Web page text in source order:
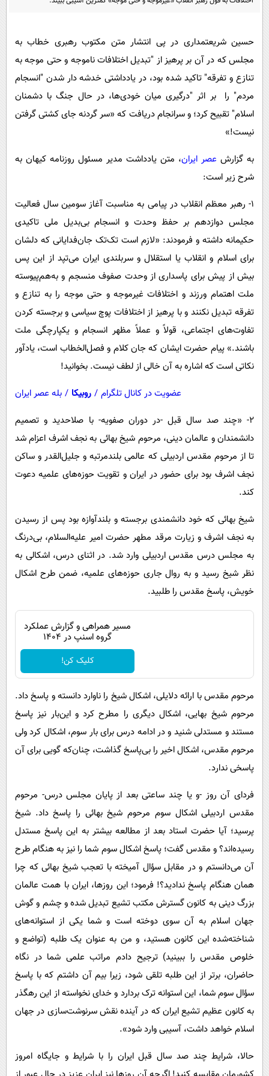
سرگرمی
گوناگون
حوادث
محیط زیست
سلامت
بین الملل
حیات وحش
سیاست خارجی
پیامک
آشپزی
حسین شریعتمداری در پی انتشار متن مکتوب رهبری خطاب به
مجلس که در آن بر پرهیز از "تبدیل اختلافات ناموجه و حتی موجه به
تنازع و تفرقه" تاکید شده بود، در یادداشتی خدشه دار شدن "انسجام
مردم" را بر اثر "درگیری میان خودی‌ها، در حال جنگ با دشمنان
اسلام" تقبیح کرد؛ و سرانجام دریافت که «سر گردنه جای کشتی گرفتن
نیست!»
به گزارش عصر ایران، متن یادداشت مدیر مسئول روزنامه کیهان به
شرح زیر است:
۱- رهبر معظم انقلاب در پیامی به مناسبت آغاز سومین سال فعالیت
مجلس دوازدهم بر حفظ وحدت و انسجام بی‌بدیل ملی تاکیدی
حکیمانه داشته و فرمودند: «لازم است تک‌تک جان‌فدایانی که دلشان
برای اسلام و انقلاب یا استقلال و سربلندی ایران می‌تپد از این پس
بیش از پیش برای پاسداری از وحدت صفوف منسجم و به‌‌هم‌پیوسته
ملت اهتمام ورزند و اختلافات غیرموجه و حتی موجه را به تنازع و
تفرقه تبدیل نکنند و با پرهیز از اختلافات پوچ سیاسی و برجسته کردن
تفاوت‌های اجتماعی، قولاً و عملاً مظهر انسجام و یکپارچگی ملت
باشند.» پیام حضرت ایشان که جان کلام و فصل‌الخطاب است، یادآور
نکاتی است که اشاره به آن خالی از لطف نیست. بخوانید!
عضویت در کانال تلگرام / روبیکا / بله عصر ایران
۲- «چند صد سال قبل -در دوران صفویه- با صلاحدید و تصمیم
دانشمندان و عالمان دینی، مرحوم شیخ بهائی به نجف اشرف اعزام شد
تا از مرحوم مقدس اردبیلی که عالمی بلندمرتبه و جلیل‌القدر و ساکن
نجف اشرف بود برای حضور در ایران و تقویت حوزه‌های علمیه دعوت
کند.
شیخ بهائی که خود دانشمندی برجسته و بلندآوازه بود پس از رسیدن
به نجف اشرف و زیارت مرقد مطهر حضرت امیر علیه‌السلام، بی‌درنگ
به مجلس درس مقدس اردبیلی وارد شد. در اثنای درس، اشکالی به
نظر شیخ رسید و به روال جاری حوزه‌های علمیه، ضمن طرح اشکال
خویش، پاسخ مقدس را طلبید.
مسیر همراهی و گزارش عملکرد
گروه اسنپ در ۱۴۰۴
کلیک کن!
مرحوم مقدس با ارائه دلایلی، اشکال شیخ را ناوارد دانسته و پاسخ داد.
مرحوم شیخ بهایی، اشکال دیگری را مطرح کرد و این‌بار نیز پاسخ
مستند و مستدلی شنید و در ادامه درس برای بار سوم، اشکال کرد ولی
مرحوم مقدس، اشکال اخیر را بی‌پاسخ گذاشت، چنان‌که گویی برای آن
پاسخی ندارد.
فردای آن روز -و یا چند ساعتی بعد از پایان مجلس درس- مرحوم
مقدس اردبیلی اشکال سوم مرحوم شیخ بهائی را پاسخ داد. شیخ
پرسید؛ آیا حضرت استاد بعد از مطالعه بیشتر به این پاسخ مستدل
رسیده‌اند؟ و مقدس گفت؛ پاسخ اشکال سوم شما را نیز به هنگام طرح
آن می‌دانستم و در مقابل سؤال آمیخته با تعجب شیخ بهائی که چرا
همان هنگام پاسخ ندادید؟! فرمود؛ این روزها، ایران با همت عالمان
بزرگ دینی به کانون گسترش مکتب تشیع تبدیل شده و چشم و گوش
جهان اسلام به آن سوی دوخته است و شما یکی از استوانه‌های
شناخته‌شده این کانون هستید، و من به عنوان یک طلبه (تواضع و
خلوص مقدس را ببینید) ترجیح دادم مراتب علمی شما در نگاه
حاضران، برتر از این طلبه تلقی شود، زیرا بیم آن داشتم که با پاسخ
سؤال سوم شما، این استوانه ترک بردارد و خدای نخواسته از این رهگذر
به کانون عظیم تشیع ایران که در آینده نقش سرنوشت‌سازی در جهان
اسلام خواهد داشت، آسیبی وارد شود».
حالا، شرایط چند صد سال قبل ایران را با شرایط و جایگاه امروز